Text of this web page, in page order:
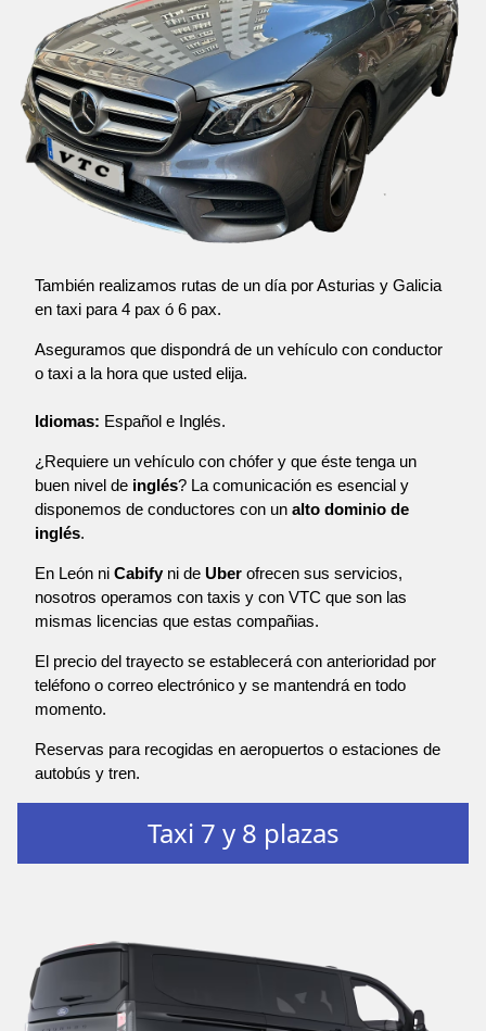
También realizamos rutas de un día por Asturias y Galicia
en taxi para 4 pax ó 6 pax.
Aseguramos que dispondrá de un vehículo con conductor
o taxi a la hora que usted elija.
Idiomas: Español e Inglés.
¿Requiere un vehículo con chófer y que éste tenga un
buen nivel de inglés? La comunicación es esencial y
disponemos de conductores con un alto dominio de
inglés.
En León ni Cabify ni de Uber ofrecen sus servicios,
nosotros operamos con taxis y con VTC que son las
mismas licencias que estas compañias.
El precio del trayecto se establecerá con anterioridad por
teléfono o correo electrónico y se mantendrá en todo
momento.
Reservas para recogidas en aeropuertos o estaciones de
autobús y tren.
Taxi 7 y 8 plazas